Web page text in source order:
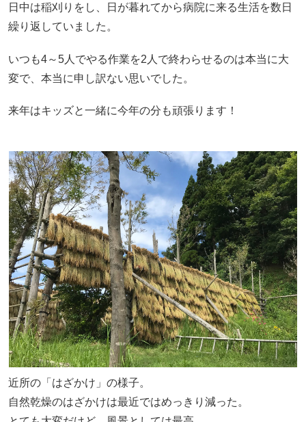
日中は稲刈りをし、日が暮れてから病院に来る生活を数日
繰り返していました。
いつも4～5人でやる作業を2人で終わらせるのは本当に大
変で、本当に申し訳ない思いでした。
来年はキッズと一緒に今年の分も頑張ります！
近所の「はざかけ」の様子。
自然乾燥のはざかけは最近ではめっきり減った。